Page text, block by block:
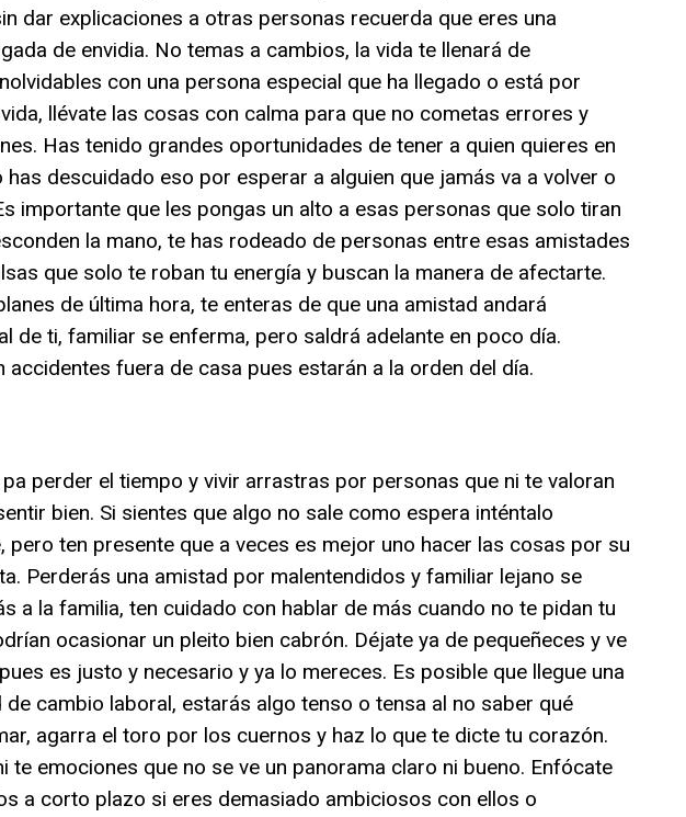
dar explicaciones a otras personas recuerda que eres una
de envidia. No temas a cambios, la vida te llenará de
con una persona especial que ha llegado o está por
llévate las cosas con calma para que no cometas errores y
Has tenido grandes oportunidades de tener a quien quieres en
has descuidado eso por esperar a alguien que jamás va a volver o
importante que les pongas un alto a esas personas que solo tiran
la mano, te has rodeado de personas entre esas amistades
que solo te roban tu energía y buscan la manera de afectarte.
de última hora, te enteras de que una amistad andará
de ti, familiar se enferma, pero saldrá adelante en poco día.
accidentes fuera de casa pues estarán a la orden del día.
perder el tiempo y vivir arrastras por personas que ni te valoran
bien. Si sientes que algo no sale como espera inténtalo
pero ten presente que a veces es mejor uno hacer las cosas por su
Perderás una amistad por malentendidos y familiar lejano se
a la familia, ten cuidado con hablar de más cuando no te pidan tu
ocasionar un pleito bien cabrón. Déjate ya de pequeñeces y ve
es justo y necesario y ya lo mereces. Es posible que llegue una
cambio laboral, estarás algo tenso o tensa al no saber qué
agarra el toro por los cuernos y haz lo que te dicte tu corazón.
te emociones que no se ve un panorama claro ni bueno. Enfócate
a corto plazo si eres demasiado ambiciosos con ellos o